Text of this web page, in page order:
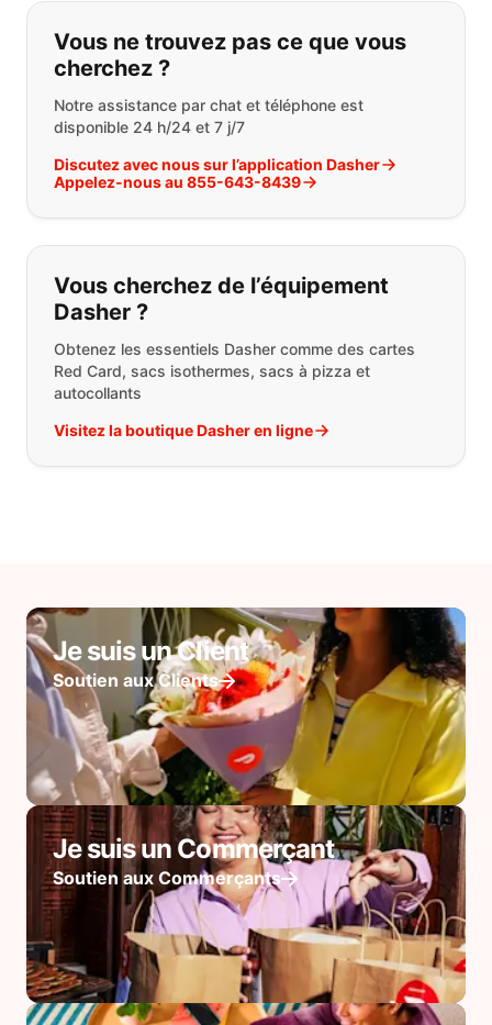
Si vous ne trouvez pas ce que vous
Vous ne trouvez pas ce que vous
cherchez ?
Notre assistance par chat et téléphone est
disponible 24 h/24 et 7 j/7
Discutez avec nous sur l’application Dasher
Appelez-nous au 855-643-8439
Vous cherchez de l’équipement
Dasher ?
Obtenez les essentiels Dasher comme des cartes
Red Card, sacs isothermes, sacs à pizza et
autocollants
Visitez la boutique Dasher en ligne
Je suis un Client
Soutien aux Clients
Je suis un Commerçant
Soutien aux Commerçants